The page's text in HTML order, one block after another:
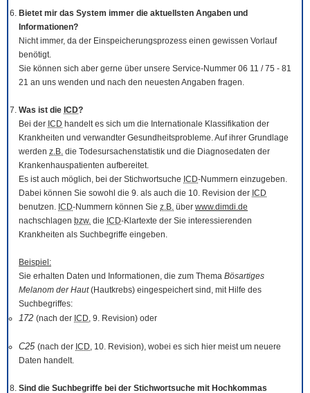
Bietet mir das System immer die aktuellsten Angaben und
Informationen?
Nicht immer, da der Einspeicherungsprozess einen gewissen Vorlauf
benötigt.
Sie können sich aber gerne über unsere Service-Nummer 06 11 / 75 - 81
21 an uns wenden und nach den neuesten Angaben fragen.
Was ist die ICD?
Bei der ICD handelt es sich um die Internationale Klassifikation der
Krankheiten und verwandter Gesundheitsprobleme. Auf ihrer Grundlage
werden z.B. die Todesursachenstatistik und die Diagnosedaten der
Krankenhauspatienten aufbereitet.
Es ist auch möglich, bei der Stichwortsuche ICD-Nummern einzugeben.
Dabei können Sie sowohl die 9. als auch die 10. Revision der ICD
benutzen. ICD-Nummern können Sie z.B. über www.dimdi.de
nachschlagen bzw. die ICD-Klartexte der Sie interessierenden
Krankheiten als Suchbegriffe eingeben.
Beispiel:
Sie erhalten Daten und Informationen, die zum Thema Bösartiges
Melanom der Haut(Hautkrebs) eingespeichert sind, mit Hilfe des
Suchbegriffes:
172 (nach der ICD, 9. Revision) oder
C25 (nach der ICD, 10. Revision), wobei es sich hier meist um neuere
Daten handelt.
Sind die Suchbegriffe bei der Stichwortsuche mit Hochkommas